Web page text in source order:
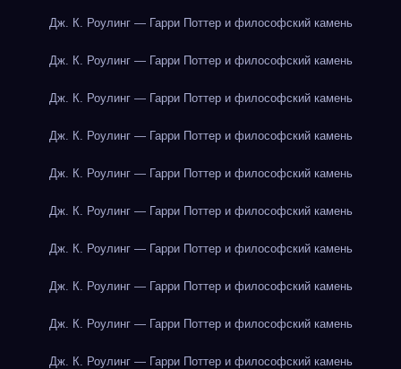
Дж. К. Роулинг — Гарри Поттер и философский камень
Дж. К. Роулинг — Гарри Поттер и философский камень
Дж. К. Роулинг — Гарри Поттер и философский камень
Дж. К. Роулинг — Гарри Поттер и философский камень
Дж. К. Роулинг — Гарри Поттер и философский камень
Дж. К. Роулинг — Гарри Поттер и философский камень
Дж. К. Роулинг — Гарри Поттер и философский камень
Дж. К. Роулинг — Гарри Поттер и философский камень
Дж. К. Роулинг — Гарри Поттер и философский камень
Дж. К. Роулинг — Гарри Поттер и философский камень